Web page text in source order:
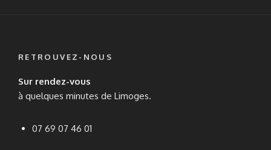
RETROUVEZ-NOUS
Sur rendez-vous
à quelques minutes de Limoges.
07 69 07 46 01